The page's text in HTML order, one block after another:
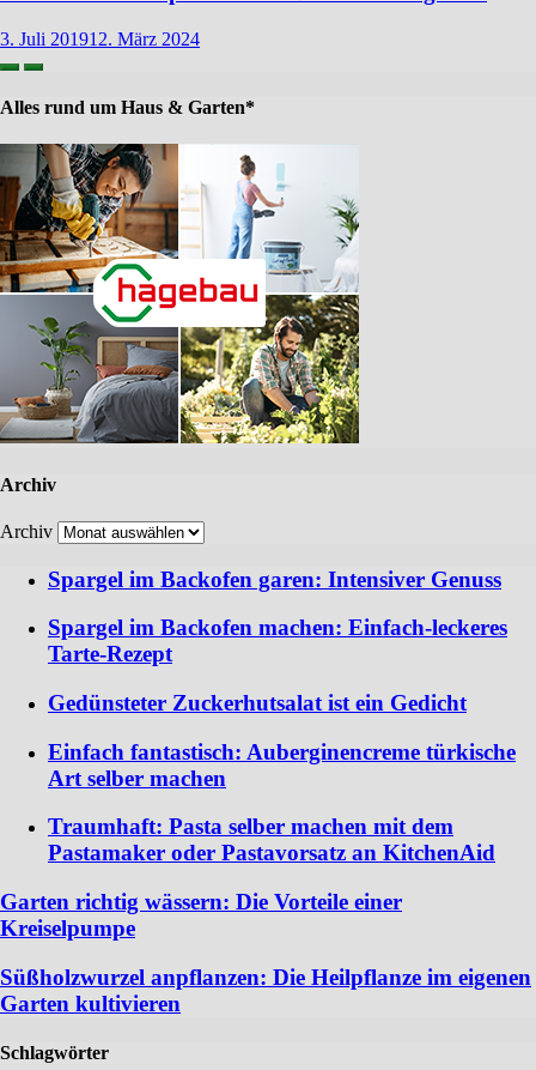
3. Juli 201912. März 2024
Alles rund um Haus & Garten*
Archiv
Archiv
Spargel im Backofen garen: Intensiver Genuss
Spargel im Backofen machen: Einfach-leckeres
Tarte-Rezept
Gedünsteter Zuckerhutsalat ist ein Gedicht
Einfach fantastisch: Auberginencreme türkische
Art selber machen
Traumhaft: Pasta selber machen mit dem
Pastamaker oder Pastavorsatz an KitchenAid
Garten richtig wässern: Die Vorteile einer
Kreiselpumpe
Süßholzwurzel anpflanzen: Die Heilpflanze im eigenen
Garten kultivieren
Schlagwörter